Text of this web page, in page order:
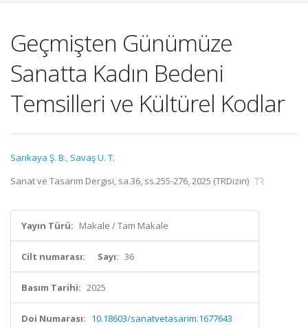
Geçmişten Günümüze
Sanatta Kadın Bedeni
Temsilleri ve Kültürel Kodlar
Sarıkaya Ş. B., Savaş U. T.
Sanat ve Tasarım Dergisi, sa.36, ss.255-276, 2025 (TRDizin)
Yayın Türü: Makale / Tam Makale
Cilt numarası: Sayı: 36
Basım Tarihi: 2025
Doi Numarası: 10.18603/sanatvetasarim.1677643